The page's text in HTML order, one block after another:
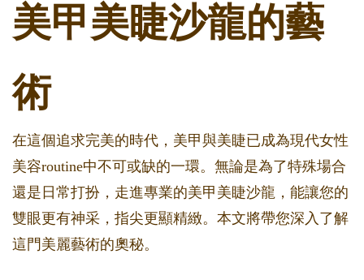
美甲美睫沙龍的藝
術
在這個追求完美的時代，美甲與美睫已成為現代女性
美容routine中不可或缺的一環。無論是為了特殊場合
還是日常打扮，走進專業的美甲美睫沙龍，能讓您的
雙眼更有神采，指尖更顯精緻。本文將帶您深入了解
這門美麗藝術的奧秘。